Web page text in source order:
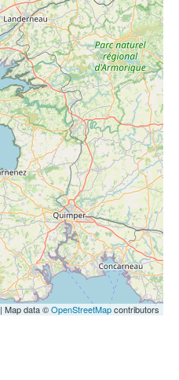
| Map data ©OpenStreetMapcontributors